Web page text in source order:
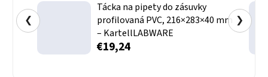
Tácka na pipety do zásuvky
profilovaná PVC, 216×283×40 mm
– KartellLABWARE
€19,24
❮ ❯